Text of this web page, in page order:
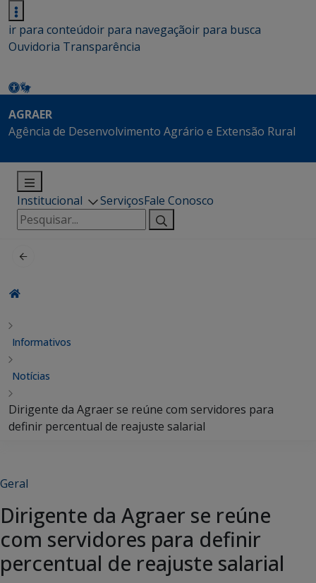
ir para conteúdoir para navegaçãoir para busca
Ouvidoria Transparência
AGRAER
Agência de Desenvolvimento Agrário e Extensão Rural
Institucional ServiçosFale Conosco
Pesquisar
por:
Informativos
Notícias
Dirigente da Agraer se reúne com servidores para
definir percentual de reajuste salarial
Geral
Dirigente da Agraer se reúne
com servidores para definir
percentual de reajuste salarial